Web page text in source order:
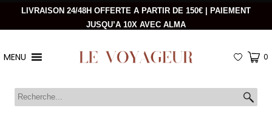
LIVRAISON 24/48H OFFERTE A PARTIR DE 150€ | PAIEMENT
JUSQU’A 10X AVEC ALMA
MENU 0